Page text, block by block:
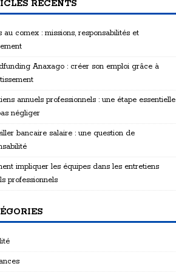
RÉCENTS
au comex : missions, responsabilités et
Anaxago : créer son emploi grâce à
annuels professionnels : une étape essentielle
négliger
bancaire salaire : une question de
impliquer les équipes dans les entretiens
professionnels